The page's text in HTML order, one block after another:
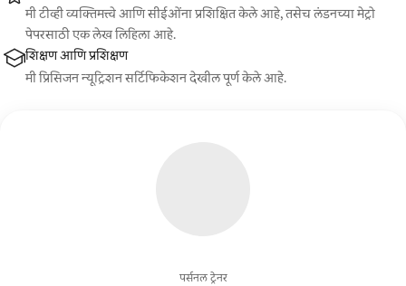
पर्सनल ट्रेनर
मी टीव्ही व्यक्तिमत्त्वे आणि सीईओंना प्रशिक्षित केले आहे, तसेच लंडनच्या मेट्रो
पेपरसाठी एक लेख लिहिला आहे.
शिक्षण आणि प्रशिक्षण
मी प्रिसिजन न्यूट्रिशन सर्टिफिकेशन देखील पूर्ण केले आहे.